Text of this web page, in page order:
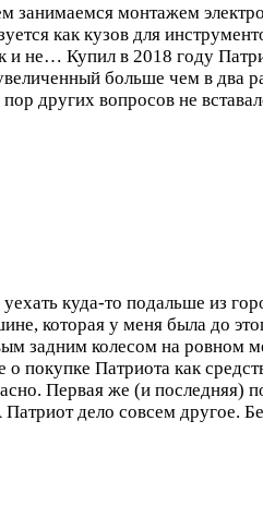
занимаемся монтажем
как кузов для
и не… Купил в 2018 году
больше чем в два
других вопросов не
куда-то подальше из
которая у меня была до
задним колесом на ровном
Патриота как
Первая же (и последняя)
дело совсем другое.